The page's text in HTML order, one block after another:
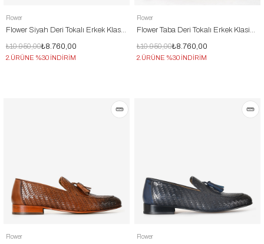
Flower
Flower Siyah Deri Tokalı Erkek Klasik Ayakkabı
₺8.760,00
₺10.950,00
2.ÜRÜNE %30 İNDİRİM
Flower
Flower Taba Deri Tokalı Erkek Klasik Ayakkabı
₺8.760,00
₺10.950,00
2.ÜRÜNE %30 İNDİRİM
Flower Flower